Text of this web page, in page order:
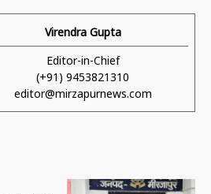
Virendra Gupta
Editor-in-Chief
(+91) 9453821310
editor@mirzapurnews.com